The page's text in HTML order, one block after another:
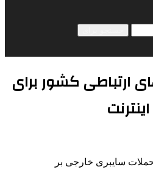
ارتباطی کشور برای